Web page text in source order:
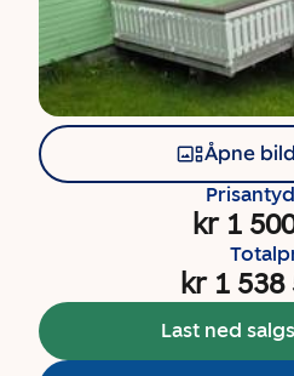
Åpne
kr 1
kr 1 538
Last ned